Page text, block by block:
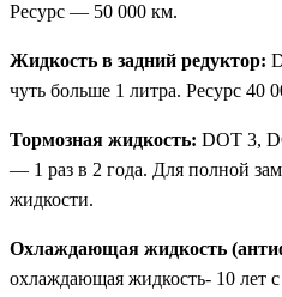
Ресурс — 50 000 км.
Жидкость в задний редуктор:
чуть больше 1 литра. Ресурс 40
Тормозная жидкость: DOT 3,
— 1 раз в 2 года. Для полной
жидкости.
Охлаждающая жидкость
охлаждающая жидкость- 10 лет